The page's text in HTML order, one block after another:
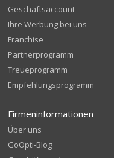
Geschäftsaccount
Ihre Werbung bei uns
Franchise
Partnerprogramm
Treueprogramm
Empfehlungsprogramm
Firmeninformationen
Über uns
GoOpti-Blog